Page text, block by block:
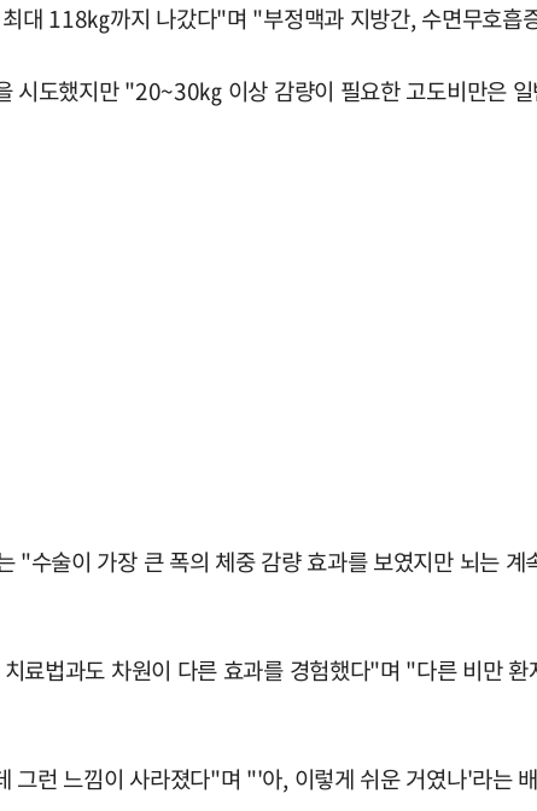
대 118㎏까지 나갔다"며 "부정맥과 지방간, 수면무호흡
시도했지만 "20~30㎏ 이상 감량이 필요한 고도비만은
수술이 가장 큰 폭의 체중 감량 효과를 보였지만 뇌는
료법과도 차원이 다른 효과를 경험했다"며 "다른 비만
그런 느낌이 사라졌다"며 "'아, 이렇게 쉬운 거였나'라는